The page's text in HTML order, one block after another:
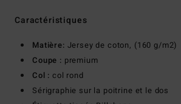
Caractéristiques
Matière: Jersey de coton, (160 g/m2)
Coupe : premium
Col : col rond
Sérigraphie sur la poitrine et le dos